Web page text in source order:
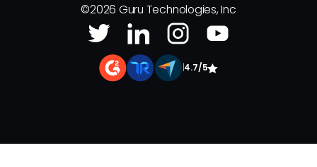
©2026 Guru Technologies, Inc
4.7/5